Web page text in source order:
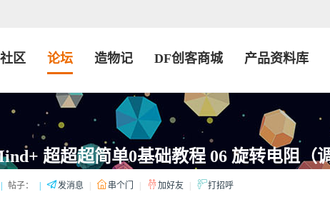
区 论坛 造物记 DF创客商城 产品资料库
超超超简单0基础教程 06 旋转电阻（
帖子： 发消息 串个门 加好友 打招呼